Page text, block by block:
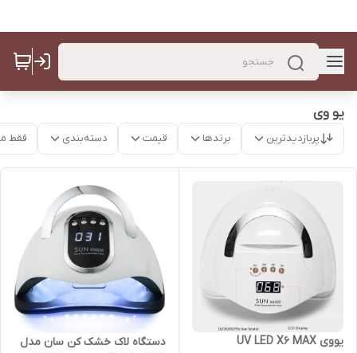
یو وی
پربازدیدترین برندها قیمت دسته‌بندی فقط
یووی UV LED X6 MAX
دستگاه لاک خشک کن سان مدل